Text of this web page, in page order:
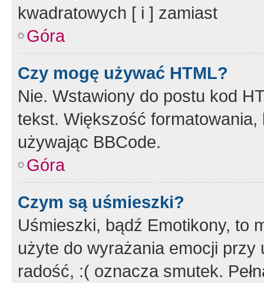
kwadratowych [ i ] zamiast
Góra
Czy mogę używać HTML?
Nie. Wstawiony do postu kod
tekst. Większość
używając BBCode.
Góra
Czym są uśmieszki?
Uśmieszki, bądź Emotikony, to
użyte do wyrażania emocji
radość, :( oznacza smutek.